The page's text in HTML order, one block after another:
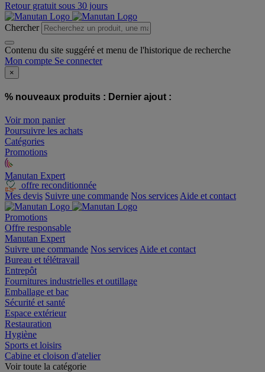
Retour gratuit sous 30 jours
Chercher
Contenu du site suggéré et menu de l'historique de recherche
Mon compte Se connecter
×
% nouveaux produits : Dernier ajout :
Voir mon panier
Poursuivre les achats
Catégories
Promotions
Manutan Expert
offre reconditionnée
Mes devis Suivre une commande Nos services Aide et contact
Promotions
Offre responsable
Manutan Expert
Suivre une commande Nos services Aide et contact
Bureau et télétravail
Entrepôt
Fournitures industrielles et outillage
Emballage et bac
Sécurité et santé
Espace extérieur
Restauration
Hygiène
Sports et loisirs
Cabine et cloison d'atelier
Voir toute la catégorie